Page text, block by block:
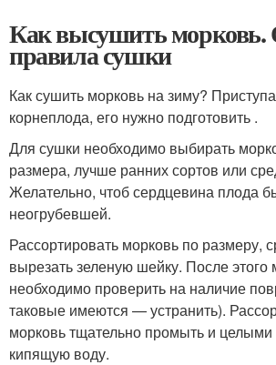
Как высушить морковь.
правила сушки
Как сушить морковь на зиму?
корнеплода, его нужно подготовить .
Для сушки необходимо выбирать
размера, лучше ранних сортов или
Желательно, чтоб сердцевина плода
неогрубевшей.
Рассортировать морковь по размеру,
вырезать зеленую шейку. После этого
необходимо проверить на наличие
таковые имеются — устранить).
морковь тщательно промыть и целыми
кипящую воду.